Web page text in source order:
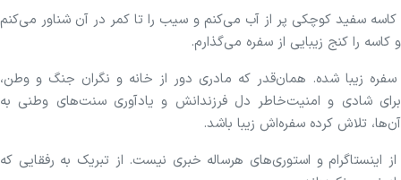
کاسه سفید کوچکی پر از آب می‌کنم و سیب را تا کمر در آن شناور می‌کنم
و کاسه را کنج زیبایی از سفره می‌گذارم.
سفره زیبا شده. همان‌قدر که مادری دور از خانه و نگران جنگ و وطن،
برای شادی و امنیت‌خاطر دل فرزندانش و یادآوری سنت‌های وطنی به
آن‌ها، تلاش کرده سفره‌اش زیبا باشد.
از اینستاگرام و استوری‌های هرساله خبری نیست. از تبریک به رفقایی که